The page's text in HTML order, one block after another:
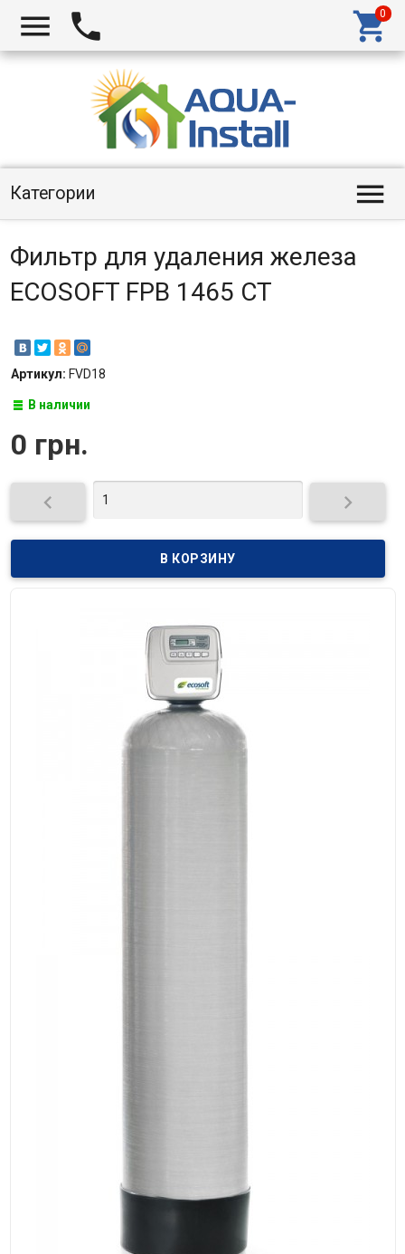
  
Категории 
Фильтр для удаления железа
ECOSOFT FPB 1465 CT
Артикул: FVD18
В наличии
0 грн.
 